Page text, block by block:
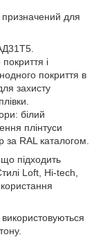
призначений для
і
покриття в
захисту
білий
плінтуси
за RAL каталогом.
підходить
Loft, Hi-tech,